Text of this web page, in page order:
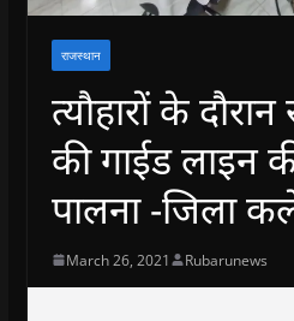
राजस्थान
त्यौहारों के
की गाईड लाइन
पालना -जिला
March 26, 2021 Rubarunews